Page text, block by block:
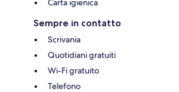
Carta igienica
Sempre in contatto
Scrivania
Quotidiani gratuiti
Wi-Fi gratuito
Telefono